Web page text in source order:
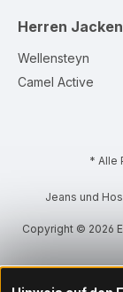
Herren Jacken
Wellensteyn
Camel Active
* Alle
Jeans und
Copyright © 2026